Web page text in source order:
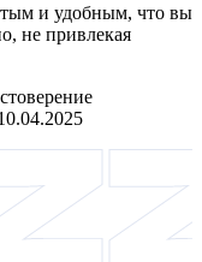
и удобным, что вы
не привлекая